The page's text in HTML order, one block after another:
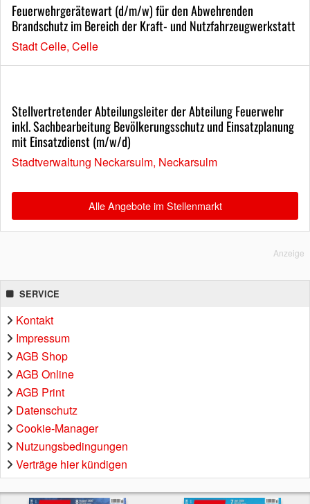
Feuerwehrgerätewart (d/m/w) für den Abwehrenden
Brandschutz im Bereich der Kraft- und Nutzfahrzeugwerkstatt
Stadt Celle, Celle
Stellvertretender Abteilungsleiter der Abteilung Feuerwehr
inkl. Sachbearbeitung Bevölkerungsschutz und Einsatzplanung
mit Einsatzdienst (m/w/d)
Stadtverwaltung Neckarsulm, Neckarsulm
Alle Angebote im Stellenmarkt
Anzeige
SERVICE
Kontakt
Impressum
AGB Shop
AGB Online
AGB Print
Datenschutz
Cookie-Manager
Nutzungsbedingungen
Verträge hier kündigen